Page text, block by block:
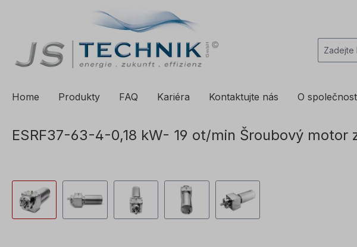
Přeskočit na hlavní navigaci
Home Produkty FAQ Kariéra Kontaktujte nás O
ESRF37-63-4-0,18 kW- 19 ot/min Šroubový motor